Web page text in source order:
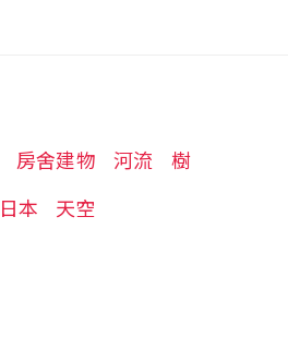
房舍建物 河流 樹
日本 天空